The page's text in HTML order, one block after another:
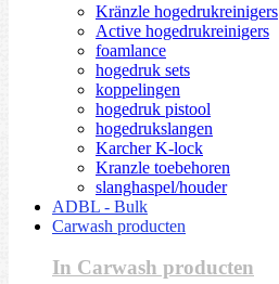
Kränzle hogedrukreinigers
Active hogedrukreinigers
foamlance
hogedruk sets
koppelingen
hogedruk pistool
hogedrukslangen
Karcher K-lock
Kranzle toebehoren
slanghaspel/houder
ADBL - Bulk
Carwash producten
In Carwash producten